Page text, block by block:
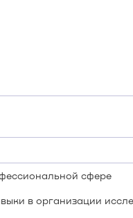
сфере
в организации